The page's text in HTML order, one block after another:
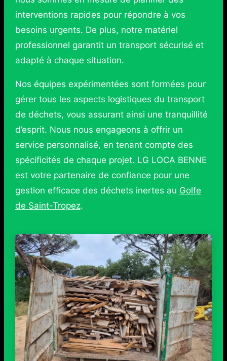
interventions rapides pour répondre à vos
besoins urgents. De plus, notre matériel
professionnel garantit un transport sécurisé et
adapté à chaque situation.
Nos équipes expérimentées sont formées pour
gérer tous les aspects logistiques du transport
de déchets, vous assurant ainsi une tranquillité
d’esprit. Nous nous engageons à offrir un
service personnalisé, en tenant compte des
spécificités de chaque projet. LG LOCA BENNE
est votre partenaire de confiance pour une
gestion efficace des déchets inertes au Golfe
de Saint-Tropez.